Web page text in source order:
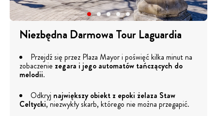
Niezbędna Darmowa Tour Laguardia
Przejdź się przez Plaza Mayor i poświęć kilka minut na
zobaczenie zegara i jego automatów tańczących do
melodii.
Odkryj największy obiekt z epoki żelaza Staw
Celtycki, niezwykły skarb, którego nie można przegapić.